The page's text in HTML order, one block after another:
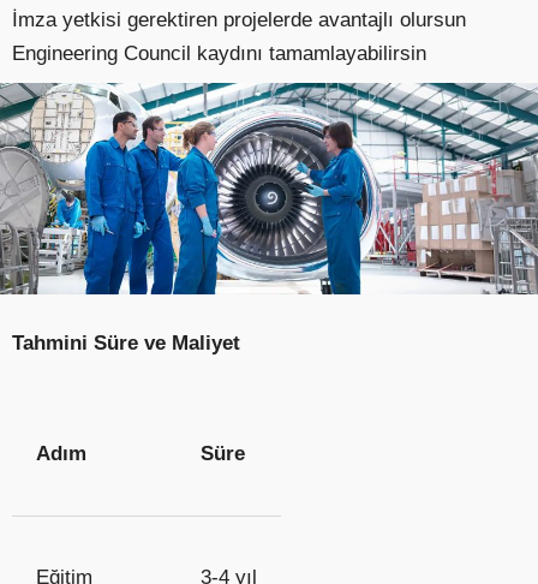
İmza yetkisi gerektiren projelerde avantajlı olursun
Engineering Council kaydını tamamlayabilirsin
Tahmini Süre ve Maliyet
Adım Süre
Eğitim 3-4 yıl